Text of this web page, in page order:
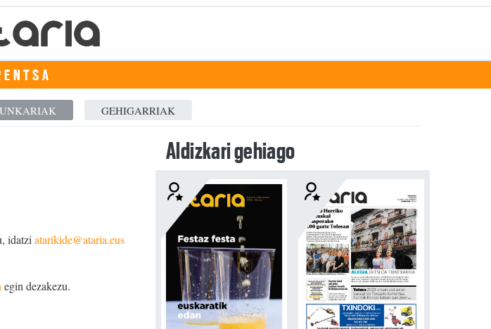
GEHIGARRIAK
idatziatarikide@ataria.eus
egin dezakezu.
Aldizkari gehiago